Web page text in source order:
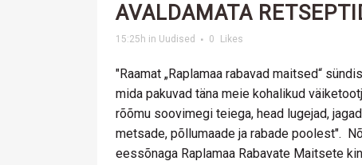
AVALDAMATA
15:25h in Uudised 0 Likes
"Raamat „Raplamaa rabavad maitsed“
mida pakuvad täna meie kohalikud
rõõmu soovimegi teiega, head lugejad,
metsade, põllumaade ja rabade poolest".
eessõnaga Raplamaa Rabavate Maitsete